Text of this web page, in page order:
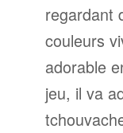
regardant
couleurs
adorable
jeu, il va